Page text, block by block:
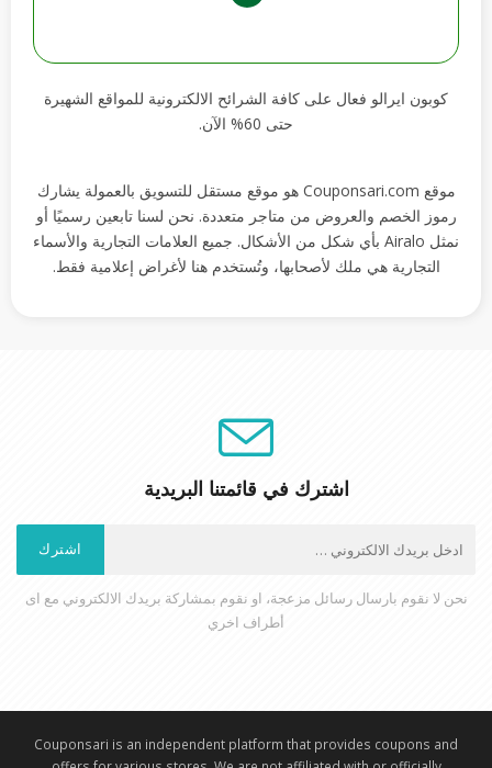
كوبون ايرالو فعال على كافة الشرائح الالكترونية للمواقع الشهيرة
حتى 60% الآن.
موقع Couponsari.com هو موقع مستقل للتسويق بالعمولة يشارك
رموز الخصم والعروض من متاجر متعددة. نحن لسنا تابعين رسميًا أو
نمثل Airalo بأي شكل من الأشكال. جميع العلامات التجارية والأسماء
التجارية هي ملك لأصحابها، وتُستخدم هنا لأغراض إعلامية فقط.
اشترك في قائمتنا البريدية
اشترك
نحن لا نقوم بارسال رسائل مزعجة، او نقوم بمشاركة بريدك الالكتروني مع اى
أطراف اخري
⁠Couponsari is an independent platform that provides coupons and